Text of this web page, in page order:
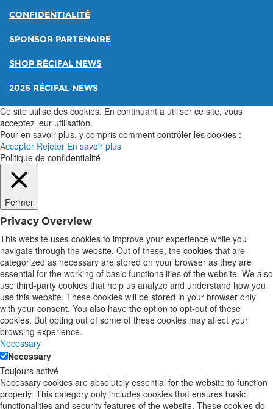
CONFIDENTIALITÉ
SPONSOR PARTENAIRE
SHOP RÉCIFAL NEWS
2026 RÉCIFAL NEWS
Ce site utilise des cookies. En continuant à utiliser ce site, vous
acceptez leur utilisation.
Pour en savoir plus, y compris comment contrôler les cookies :
Accepter Rejeter En savoir plus
Politique de confidentialité
Fermer
Privacy Overview
This website uses cookies to improve your experience while you
navigate through the website. Out of these, the cookies that are
categorized as necessary are stored on your browser as they are
essential for the working of basic functionalities of the website. We also
use third-party cookies that help us analyze and understand how you
use this website. These cookies will be stored in your browser only
with your consent. You also have the option to opt-out of these
cookies. But opting out of some of these cookies may affect your
browsing experience.
Necessary
Necessary
Toujours activé
Necessary cookies are absolutely essential for the website to function
properly. This category only includes cookies that ensures basic
functionalities and security features of the website. These cookies do